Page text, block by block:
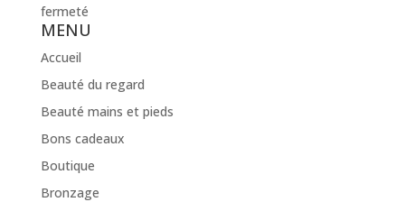
fermeté
MENU
Accueil
Beauté du regard
Beauté mains et pieds
Bons cadeaux
Boutique
Bronzage